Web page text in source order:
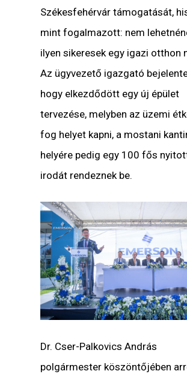
Székesfehérvár támogatását,
mint fogalmazott: nem
ilyen sikeresek egy igazi otthon
Az ügyvezető igazgató
hogy elkezdődött egy új épület
tervezése, melyben az üzemi
fog helyet kapni, a mostani
helyére pedig egy 100 fős
irodát rendeznek be.
Dr. Cser-Palkovics András
polgármester köszöntőjében